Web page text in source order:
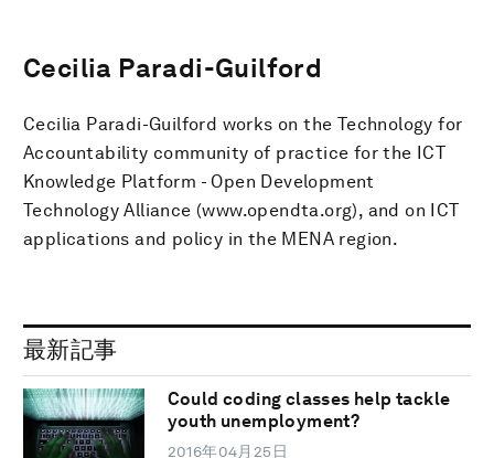
Cecilia Paradi-Guilford
Cecilia Paradi-Guilford works on the Technology for
Accountability community of practice for the ICT
Knowledge Platform - Open Development
Technology Alliance (www.opendta.org), and on ICT
applications and policy in the MENA region.
最新記事
Could coding classes help tackle
youth unemployment?
2016年04月25日